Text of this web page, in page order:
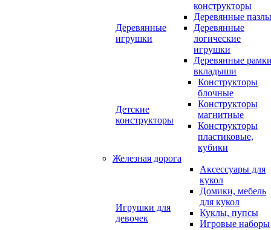
Деревянные
игрушки
конструкторы
Деревянные
Деревянные
логические
игрушки
Деревянные
вкладыши
Детские
конструкторы
Конструкторы
блочные
Конструкторы
магнитные
Конструкторы
пластиковые,
кубики
Железная дорога
Игрушки для
девочек
Аксессуары для
кукол
Домики, мебель
для кукол
Куклы, пупсы
Игровые наборы